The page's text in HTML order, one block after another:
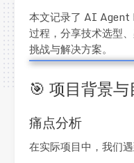
本文记录了 AI Agent
过程，分享技术选型
挑战与解决方案。
🎯 项目背景
痛点分析
在实际项目中，我们